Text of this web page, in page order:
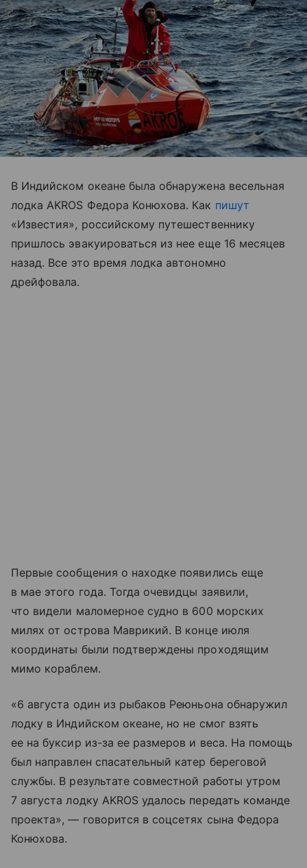
В Индийском океане была обнаружена весельная
лодка AKROS Федора Конюхова. Как пишут
«Известия», российскому путешественнику
пришлось эвакуироваться из нее еще 16 месяцев
назад. Все это время лодка автономно
дрейфовала.
Первые сообщения о находке появились еще
в мае этого года. Тогда очевидцы заявили,
что видели маломерное судно в 600 морских
милях от острова Маврикий. В конце июля
координаты были подтверждены проходящим
мимо кораблем.
«6 августа один из рыбаков Реюньона обнаружил
лодку в Индийском океане, но не смог взять
ее на буксир из-за ее размеров и веса. На помощь
был направлен спасательный катер береговой
службы. В результате совместной работы утром
7 августа лодку AKROS удалось передать команде
проекта», — говорится в соцсетях сына Федора
Конюхова.